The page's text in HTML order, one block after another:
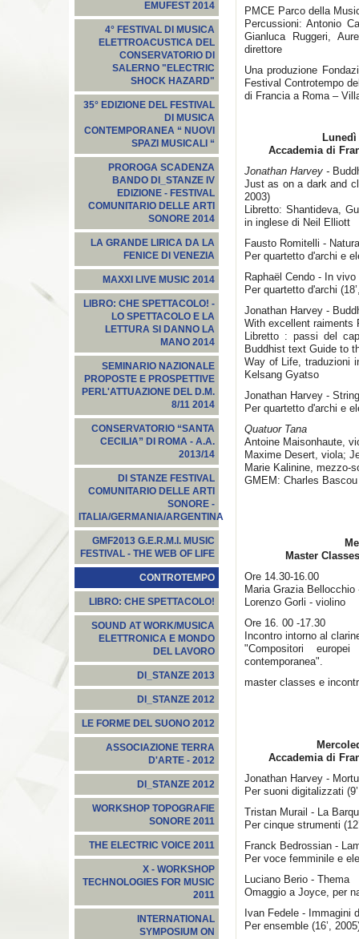
EMUFEST 2014
4° FESTIVAL DI MUSICA
ELETTROACUSTICA DEL
CONSERVATORIO DI
SALERNO "ELECTRIC
SHOCK HAZARD"
35° EDIZIONE DEL FESTIVAL
DI MUSICA
CONTEMPORANEA “ NUOVI
SPAZI MUSICALI “
PROROGA SCADENZA
BANDO DI_STANZE IV
EDIZIONE - FESTIVAL
COMUNITARIO DELLE ARTI
SONORE 2014
LA GRANDE LIRICA DA LA
FENICE DI VENEZIA
MAXXI LIVE MUSIC 2014
LIBRO: CHE SPETTACOLO! -
LO SPETTACOLO E LA
LETTURA SI DANNO LA
MANO 2014
SEMINARIO NAZIONALE
PROPOSTE E PROSPETTIVE
PERL'ATTUAZIONE DEL D.M.
8/11 2014
CONSERVATORIO “SANTA
CECILIA” DI ROMA - A.A.
2013/14
DI STANZE FESTIVAL
COMUNITARIO DELLE ARTI
SONORE -
ITALIA/GERMANIA/ARGENTINA
GMF2013 G.E.R.M.I. MUSIC
FESTIVAL - THE WEB OF LIFE
CONTROTEMPO
LIBRO: CHE SPETTACOLO!
SOUND AT WORK/MUSICA
ELETTRONICA E MONDO
DEL LAVORO
DI_STANZE 2013
DI_STANZE 2012
LE FORME DEL SUONO 2012
ASSOCIAZIONE TERRA
D'ARTE - 2012
DI_STANZE 2012
WORKSHOP TOPOGRAFIE
SONORE 2011
THE ELECTRIC VOICE 2011
X - WORKSHOP
TECHNOLOGIES FOR MUSIC
2011
INTERNATIONAL
SYMPOSIUM ON
PMCE Parco della
Percussioni: Antonio
Gianluca Ruggeri,
direttore
Una produzione
Festival Controtempo
di Francia a Roma –
Lunedì
Accademia di
Jonathan Harvey -
Just as on a dark and
2003)
Libretto: Shantideva,
in inglese di Neil Elliott
Fausto Romitelli -
Per quartetto d'archi e
Raphaël Cendo - In vivo
Per quartetto d'archi
Jonathan Harvey -
With excellent raiments
Libretto : passi del
Buddhist text Guide to
Way of Life, traduzioni
Kelsang Gyatso
Jonathan Harvey -
Per quartetto d'archi e
Quatuor Tana
Antoine Maisonhaute,
Maxime Desert, viola;
Marie Kalinine, mezzo-
GMEM: Charles
Master
Ore 14.30-16.00
Maria Grazia Bellocchio
Lorenzo Gorli - violino
Ore 16. 00 -17.30
Incontro intorno al
"Compositori
contemporanea".
master classes e
Accademia di
Jonathan Harvey -
Per suoni digitalizzati
Tristan Murail - La
Per cinque strumenti
Franck Bedrossian -
Per voce femminile e
Luciano Berio - Thema
Omaggio a Joyce, per
Ivan Fedele - Immagini
Per ensemble (16’,